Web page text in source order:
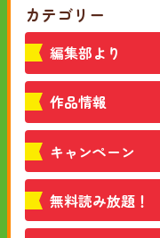
カテゴリー
編集部より
作品情報
キャンペーン
無料読み放題！